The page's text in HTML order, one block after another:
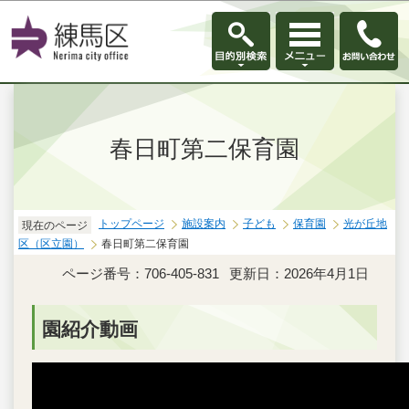
このページの本文へ移動
春日町第二保育園
現在のページ トップページ 施設案内 子ども 保育園
光が丘地
区（区立園）
春日町第二保育園
ページ番号：706-405-831 更新日：2026年4月1日
園紹介動画